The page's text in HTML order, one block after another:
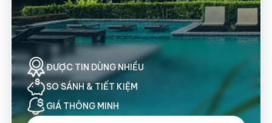
ĐƯỢC TIN DÙNG NHIỀU
SO SÁNH& TIẾT KIỆM
GIÁ THÔNG MINH